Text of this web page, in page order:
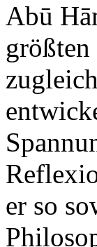
Abū
er so